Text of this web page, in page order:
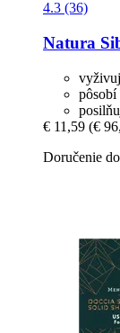
4.3 (36)
Natura
pôsobí
€ 11,59 (€
Doručenie